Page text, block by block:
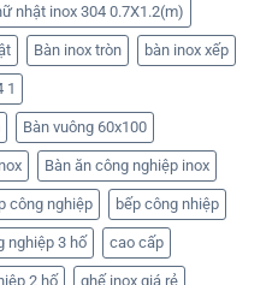
nhật inox 304 0.7X1.2(m)
Bàn inox tròn bàn inox xếp
1
Bàn vuông 60x100
Bàn ăn công nghiệp inox
công nghiệp bếp công nhiệp
nghiệp 3 hố cao cấp
2 hố ghế inox giá rẻ